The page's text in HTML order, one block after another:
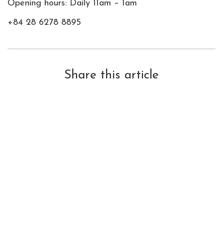
Opening hours: Daily 11am – 1am
+84 28 6278 8895
Share this article